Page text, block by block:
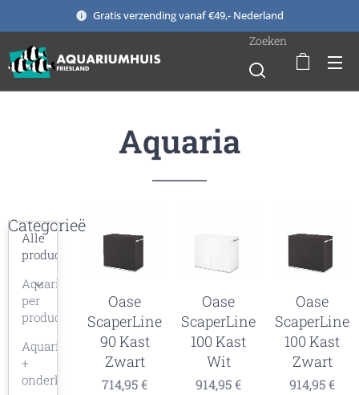
Gratis verzending vanaf €49,- Nederland
Zoeken
Aquaria
Categorieën
Alle
producten
Aquaria
per
productlijn
Aquarium
+
onderkast
Oase
ScaperLine
90 Kast
Zwart
714,95€
Oase
ScaperLine
100 Kast
Wit
914,95€
Oase
ScaperLine
100 Kast
Zwart
914,95€